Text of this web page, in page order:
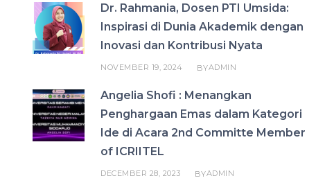
Dr. Rahmania, Dosen PTI Umsida:
Inspirasi di Dunia Akademik dengan
Inovasi dan Kontribusi Nyata
NOVEMBER 19, 2024 BYADMIN
Angelia Shofi : Menangkan
Penghargaan Emas dalam Kategori
Ide di Acara 2nd Committe Member
of ICRIITEL
DECEMBER 28, 2023 BYADMIN